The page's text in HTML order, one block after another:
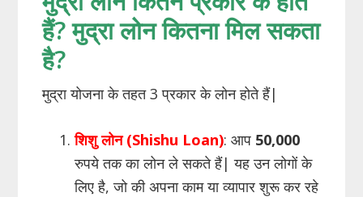
हैं? मुद्रा लोन कितना मिल सकता
है?
मुद्रा योजना के तहत 3 प्रकार के लोन होते हैं|
शिशु लोन (Shishu Loan): आप 50,000
रुपये तक का लोन ले सकते हैं| यह उन लोगों के
लिए है, जो की अपना काम या व्यापार शुरू कर रहे